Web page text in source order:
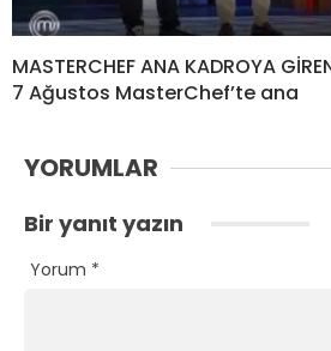
MASTERCHEF ANA KADROYA
7 Ağustos MasterChef’te ana
YORUMLAR
Bir yanıt yazın
Yorum *